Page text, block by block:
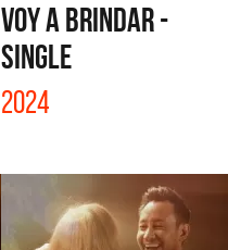
VOY A BRINDAR -
SINGLE
2024